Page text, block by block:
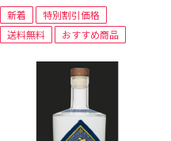
新着
特別割引価格
送料無料
おすすめ商品